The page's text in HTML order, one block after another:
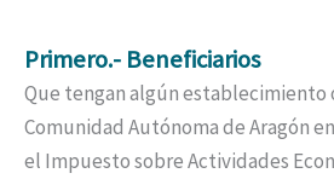
Primero.- Beneficiarios
Que tengan algún establecimiento
Comunidad Autónoma de Aragón
el Impuesto sobre Actividades